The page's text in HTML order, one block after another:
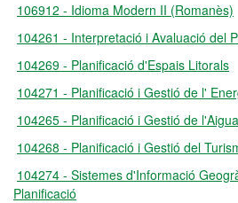
106912 - Idioma Modern II (Romanès)
104261 - Interpretació i Avaluació del
104269 - Planificació d'Espais Litorals
104271 - Planificació i Gestió de l'
104265 - Planificació i Gestió de l'Aigua
104268 - Planificació i Gestió del
104274 - Sistemes d'Informació
Planificació